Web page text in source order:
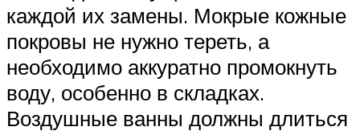
каждой их замены. Мокрые кожные
покровы не нужно тереть, а
необходимо аккуратно промокнуть
воду, особенно в складках.
Воздушные ванны должны длиться